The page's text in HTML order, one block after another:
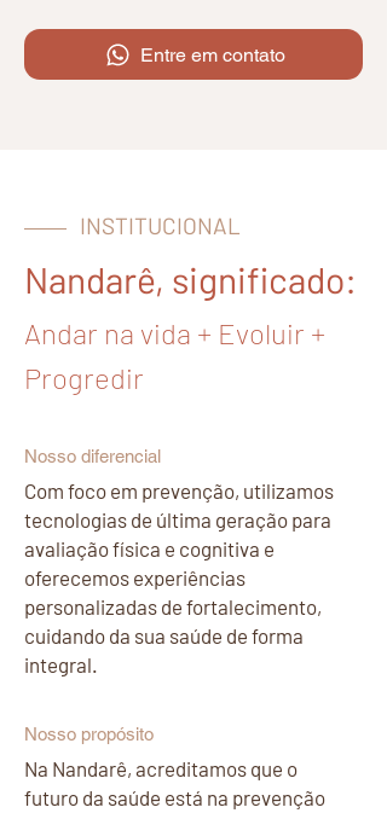
Entre em contato
INSTITUCIONAL
Nandarê, significado:
Andar na vida + Evoluir +
Progredir
Nosso diferencial
Com foco em prevenção, utilizamos
tecnologias de última geração para
avaliação física e cognitiva e
oferecemos experiências
personalizadas de fortalecimento,
cuidando da sua saúde de forma
integral.
Nosso propósito
Na Nandarê, acreditamos que o
futuro da saúde está na prevenção